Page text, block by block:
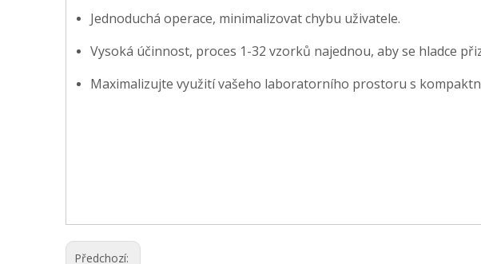
Jednoduchá operace, minimalizovat chybu uživatele.
Vysoká účinnost, proces 1-32 vzorků najednou, aby se hladce
Maximalizujte využití vašeho laboratorního prostoru s
Předchozí: